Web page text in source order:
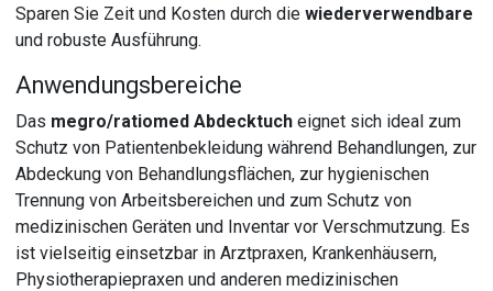
Sparen Sie Zeit und Kosten durch diewiederverwendbare
und robuste Ausführung.
Anwendungsbereiche
Das megro/ratiomed Abdecktuch eignet sich ideal zum
Schutz von Patientenbekleidung während Behandlungen, zur
Abdeckung von Behandlungsflächen, zur hygienischen
Trennung von Arbeitsbereichen und zum Schutz von
medizinischen Geräten und Inventar vor Verschmutzung. Es
ist vielseitig einsetzbar in Arztpraxen, Krankenhäusern,
Physiotherapiepraxen und anderen medizinischen